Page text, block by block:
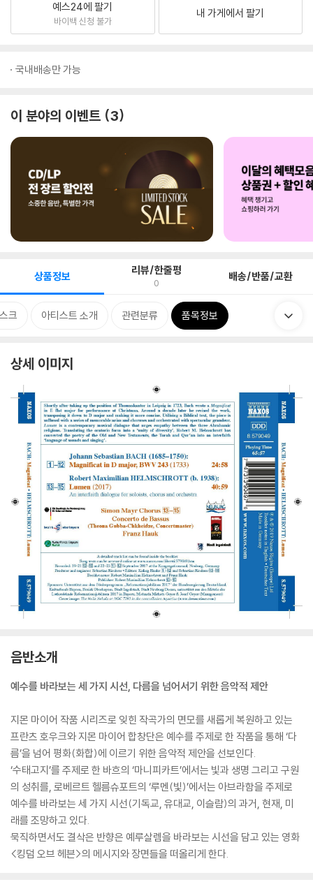
예스24에 팔기
바이백 신청 불가
내 가게에서 팔기
국내배송만 가능
이 분야의 이벤트 3
상품정보 리뷰/한줄평
0 배송/반품/교환
크 아티스트 소개 관련분류 품목정보
상세 이미지
음반소개
예수를 바라보는 세 가지 시선, 다름을 넘어서기 위한 음악적 제안
지몬 마이어 작품 시리즈로 잊힌 작곡가의 면모를 새롭게 복원하고 있는
프란츠 호우크와 지몬 마이어 합창단은 예수를 주제로 한 작품을 통해 ‘다
름’을 넘어 평화(화합)에 이르기 위한 음악적 제안을 선보인다.
‘수태고지’를 주제로 한 바흐의 ‘마니피카트’에서는 빛과 생명 그리고 구원
의 성취를, 로베르트 헬름슈포트의 ‘루멘(빛)’에서는 아브라함을 주제로
예수를 바라보는 세 가지 시선(기독교, 유대교, 이슬람)의 과거, 현재, 미
래를 조망하고 있다.
묵직하면서도 결삭은 반향은 예루살렘을 바라보는 시선을 담고 있는 영화
<킹덤 오브 헤븐>의 메시지와 장면들을 떠올리게 한다.